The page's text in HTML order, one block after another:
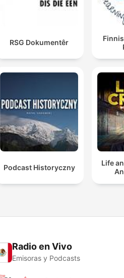
RSG Dokumentêr
Podcast Historyczny
Life
Radio en Vivo
Emisoras y Podcasts